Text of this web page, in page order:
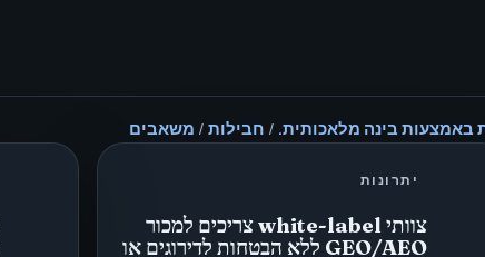
/ חבילות / משאבים
יתרונות
צוותי white-label צריכים למכור
GEO/AEO ללא הבטחות לדירוגים או